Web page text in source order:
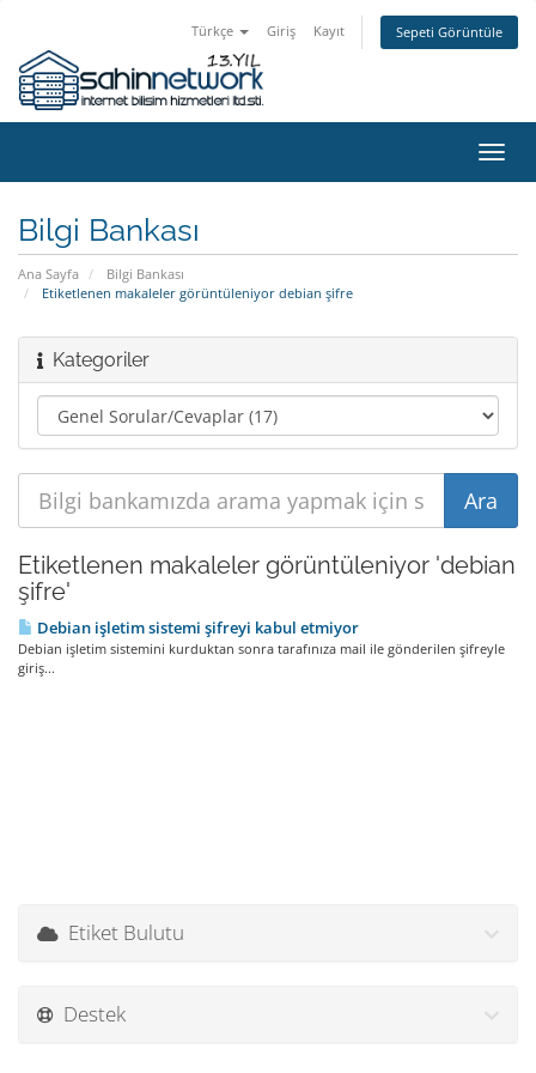
Türkçe Giriş Kayıt Sepeti Görüntüle
Bilgi Bankası
Ana Sayfa
Bilgi Bankası
Etiketlenen makaleler görüntüleniyor debian şifre
Kategoriler
Etiketlenen makaleler görüntüleniyor 'debian
şifre'
Debian işletim sistemi şifreyi kabul etmiyor
Debian işletim sistemini kurduktan sonra tarafınıza mail ile gönderilen şifreyle
giriş...
Etiket Bulutu
Destek